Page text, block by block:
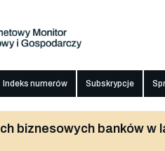
Indeks numerów Subskrypcje
biznesowych banków w